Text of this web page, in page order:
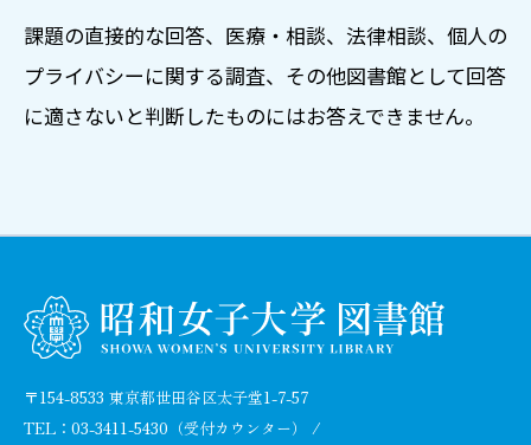
課題の直接的な回答、医療・相談、法律相談、個人の
プライバシーに関する調査、その他図書館として回答
に適さないと判断したものにはお答えできません。
〒154-8533 東京都世田谷区太子堂1-7-57
TEL： 03-3411-5430 （受付カウンター） /
刊行物
ニュース・イベント
イベント
お問い合わせ
お問い合わせ